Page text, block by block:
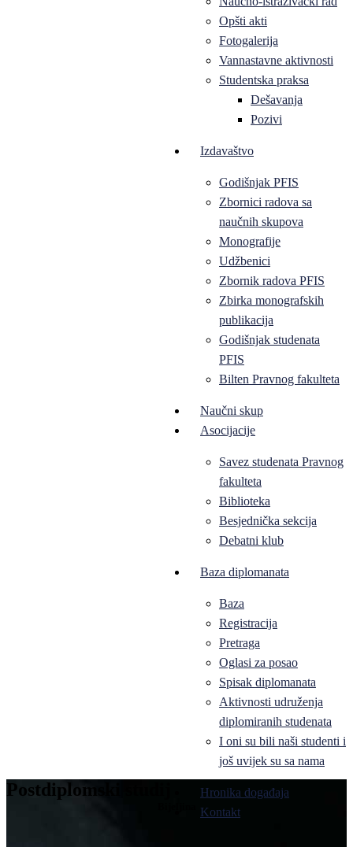
Opšti akti
Fotogalerija
Vannastavne aktivnosti
Studentska praksa
Dešavanja
Pozivi
Izdavaštvo
Godišnjak PFIS
Zbornici radova sa
naučnih skupova
Monografije
Udžbenici
Zbornik radova PFIS
Zbirka monografskih
publikacija
Godišnjak studenata
PFIS
Bilten Pravnog fakulteta
Naučni skup
Asocijacije
Savez studenata Pravnog
fakulteta
Biblioteka
Besjednička sekcija
Debatni klub
Baza diplomanata
Baza
Registracija
Pretraga
Oglasi za posao
Spisak diplomanata
Aktivnosti udruženja
diplomiranih studenata
I oni su bili naši studenti i
još uvijek su sa nama
Hronika događaja
Kontakt
Postdiplomski studij